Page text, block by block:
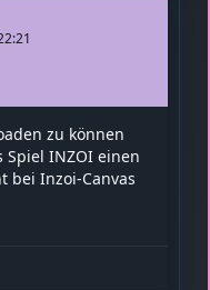
zu können
bei Inzoi-Canvas